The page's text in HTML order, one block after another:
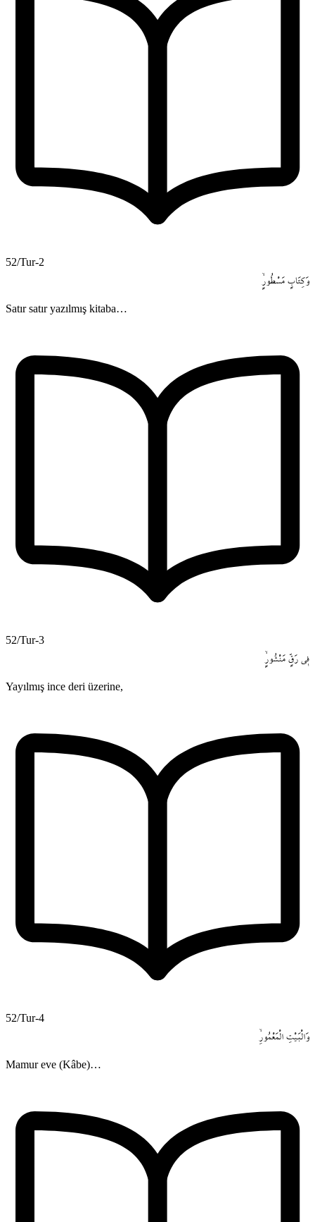
52/Tur-2
وَكِتَابٍ مَسْطُورٍۙ
Satır satır yazılmış kitaba…
52/Tur-3
ف۪ي
رَقٍّ مَنْشُورٍۙ
Yayılmış ince deri üzerine,
52/Tur-4
وَالْبَيْتِ الْمَعْمُورِۙ
Mamur eve (Kâbe)…